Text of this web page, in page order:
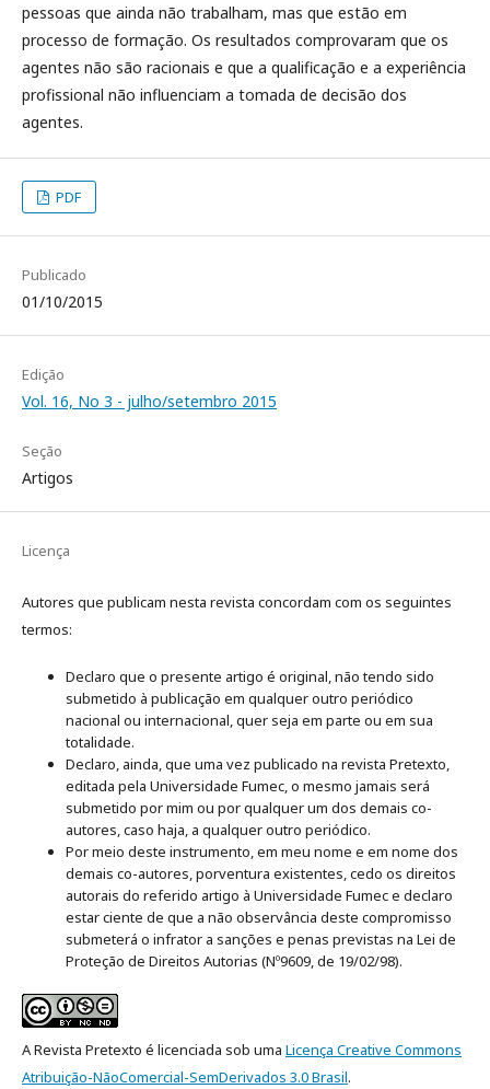
pessoas que ainda não trabalham, mas que estão em
processo de formação. Os resultados comprovaram que os
agentes não são racionais e que a qualificação e a experiência
profissional não influenciam a tomada de decisão dos
agentes.
PDF
Publicado
01/10/2015
Edição
Vol. 16, No 3 - julho/setembro 2015
Seção
Artigos
Licença
Autores que publicam nesta revista concordam com os seguintes
termos:
Declaro que o presente artigo é original, não tendo sido
submetido à publicação em qualquer outro periódico
nacional ou internacional, quer seja em parte ou em sua
totalidade.
Declaro, ainda, que uma vez publicado na revista Pretexto,
editada pela Universidade Fumec, o mesmo jamais será
submetido por mim ou por qualquer um dos demais co-
autores, caso haja, a qualquer outro periódico.
Por meio deste instrumento, em meu nome e em nome dos
demais co-autores, porventura existentes, cedo os direitos
autorais do referido artigo à Universidade Fumec e declaro
estar ciente de que a não observância deste compromisso
submeterá o infrator a sanções e penas previstas na Lei de
Proteção de Direitos Autorias (Nº9609, de 19/02/98).
A Revista Pretexto é licenciada sob uma Licença Creative Commons
Atribuição-NãoComercial-SemDerivados 3.0 Brasil.